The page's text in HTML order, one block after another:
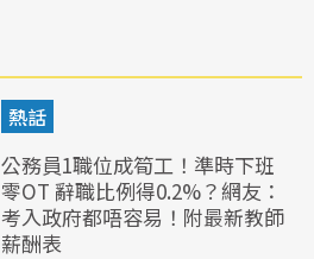
熱話
公務員1職位成筍工！準時下班
零OT 辭職比例得0.2%？網友：
考入政府都唔容易！附最新教師
薪酬表